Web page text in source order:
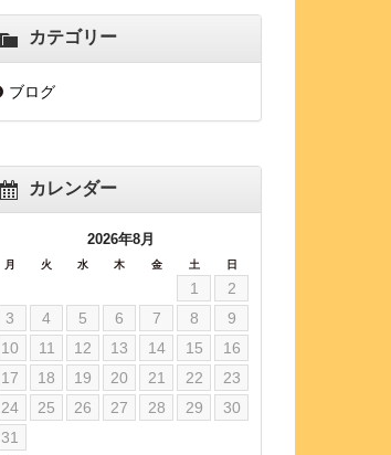
カテゴリー
ブログ
カレンダー
2026年8月
月 火 水 木 金 土 日
1
2
3
4 5 6 7 8
9
10
11 12 13 14 15
16
17
18 19 20 21 22
23
24
25 26 27 28 29
30
31